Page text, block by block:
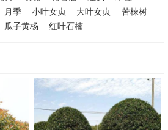
月季 小叶女贞 大叶女贞
苦楝树
瓜子黄杨 红叶石楠